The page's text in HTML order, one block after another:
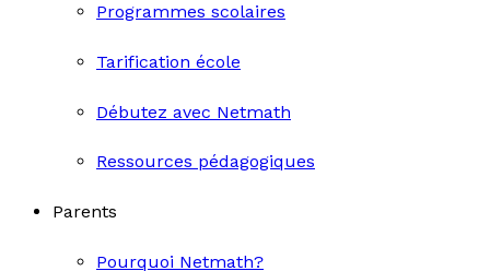
Programmes scolaires
Tarification école
Débutez avec Netmath
Ressources pédagogiques
Parents
Pourquoi Netmath?